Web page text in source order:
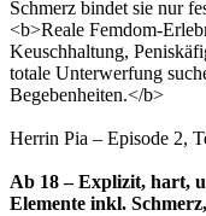
Schmerz bindet sie nur
<b>Reale Femdom-
Keuschhaltung,
totale Unterwerfung
Begebenheiten.</b>
Herrin Pia – Episode 2,
Ab 18 – Explizit, hart,
Elemente inkl.